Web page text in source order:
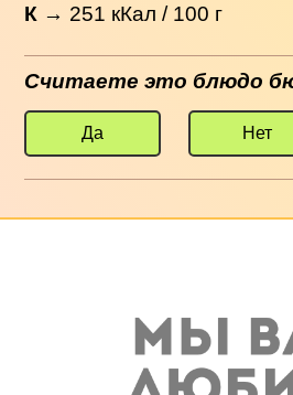
К → 251 кКал / 100 г
Считаете это блюдо
Да Нет